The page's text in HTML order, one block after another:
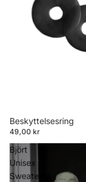
Beskyttelsesring
49,00 kr
Björt
Unisex
Sweater